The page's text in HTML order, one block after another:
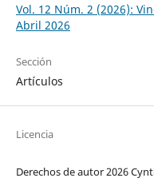
Vol. 12 Núm. 2 (2026):
Abril 2026
Sección
Artículos
Licencia
Derechos de autor 2026